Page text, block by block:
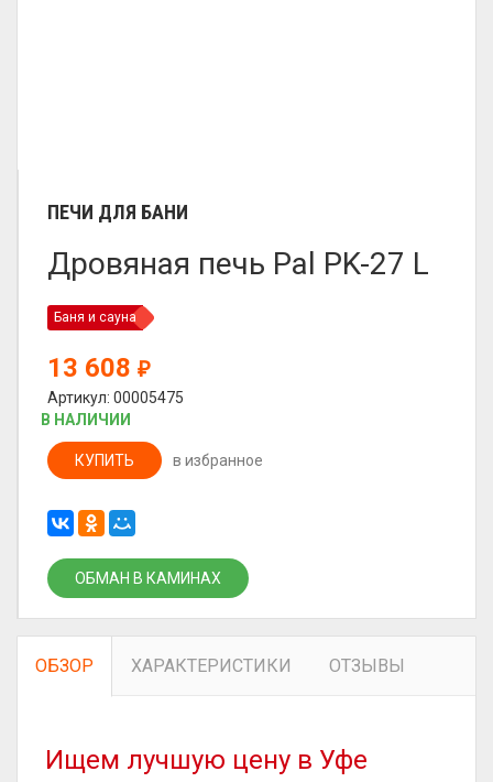
ПЕЧИ ДЛЯ БАНИ
Дровяная печь Pal PK-27 L
Баня и сауна
13 608 ₽
Артикул: 00005475
В НАЛИЧИИ
КУПИТЬ в избранное
ОБМАН В КАМИНАХ
ОБЗОР ХАРАКТЕРИСТИКИ ОТЗЫВЫ
Ищем лучшую цену в Уфе